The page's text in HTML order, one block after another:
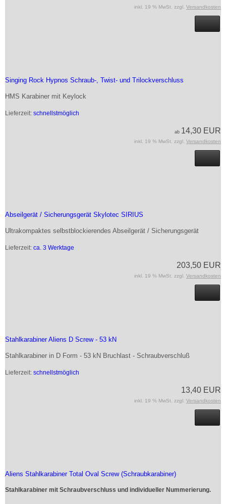
inkl. 19 % MwSt. zzgl. Versandkosten
Singing Rock Hypnos Schraub-, Twist- und Trilockverschluss
HMS Karabiner mit Keylock
Lieferzeit: schnellstmöglich
ab 14,30 EUR
inkl. 19 % MwSt. zzgl. Versandkosten
Abseilgerät / Sicherungsgerät Skylotec SIRIUS
Ultrakompaktes selbstblockierendes Abseilgerät / Sicherungsgerät
Lieferzeit: ca. 3 Werktage
203,50 EUR
inkl. 19 % MwSt. zzgl. Versandkosten
Stahlkarabiner Aliens D Screw - 53 kN
Stahlkarabiner in D Form - 53 kN Bruchlast - Schraubverschluß
Lieferzeit: schnellstmöglich
13,40 EUR
inkl. 19 % MwSt. zzgl. Versandkosten
Aliens Stahlkarabiner Total Oval Screw (Schraubkarabiner)
Stahlkarabiner mit Schraubverschluss und individueller Nummerierung.